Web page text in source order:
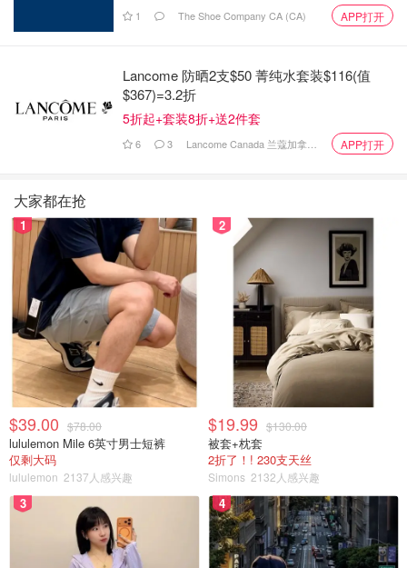
网络素材整理，版权属原作者，侵删
水圈大佬都玩这么开吗？女子自称“润
田创始人妻子”自曝家丑，老公娶四
妻、五娃齐飞！
1675
明星八卦
1 The Shoe Company CA (CA) APP打开
Lancome 防晒2支$50 菁纯水套装$116(值
$367)=3.2折
5折起+套装8折+送2件套
6 3 Lancome Canada 兰蔻加拿大官网 APP打开
大家都在抢
1
$39.00 $78.00
lululemon Mile 6英寸男士短裤
仅剩大码
lululemon 2137人感兴趣
2
$19.99 $130.00
被套+枕套
2折了！! 230支天丝
Simons 2132人感兴趣
3 4